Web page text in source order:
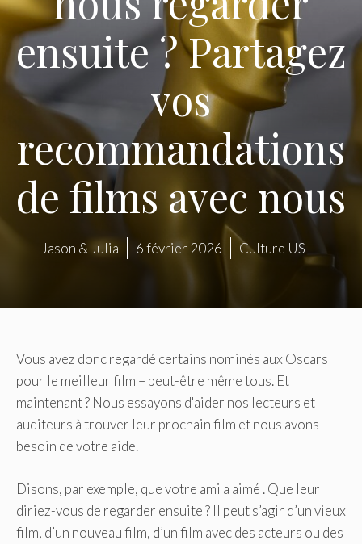
ensuite ? Partagez
vos
recommandations
de films avec nous
Jason & Julia 6 février 2026 Culture US
Vous avez donc regardé certains nominés aux Oscars
pour le meilleur film – peut-être même tous. Et
maintenant ? Nous essayons d'aider nos lecteurs et
auditeurs à trouver leur prochain film et nous avons
besoin de votre aide.
Disons, par exemple, que votre ami a aimé . Que leur
diriez-vous de regarder ensuite ? Il peut s’agir d’un vieux
film, d’un nouveau film, d’un film avec des acteurs ou des